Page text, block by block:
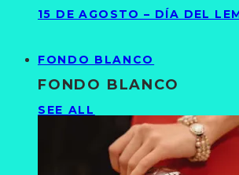
15 DE AGOSTO – DÍA DEL
FONDO BLANCO
FONDO BLANCO
SEE ALL